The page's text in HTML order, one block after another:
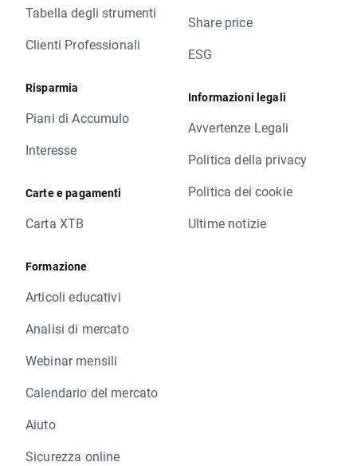
Tabella degli strumenti
Clienti Professionali
Risparmia
Piani di Accumulo
Interesse
Carte e pagamenti
Carta XTB
Formazione
Articoli educativi
Analisi di mercato
Webinar mensili
Calendario del mercato
Aiuto
Sicurezza online
Share price
ESG
Informazioni legali
Avvertenze Legali
Politica della privacy
Politica dei cookie
Ultime notizie